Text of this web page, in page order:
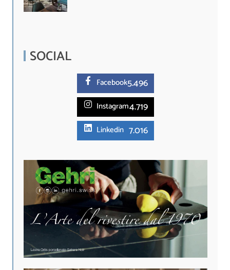
SOCIAL
Facebook5.496
Instagram4.719
Linkedin 7.016